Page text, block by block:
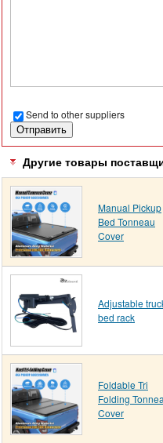
Send to other suppliers
Другие товары
Manual Pickup
Bed Tonneau
Cover
Adjustable
bed rack
Foldable Tri
Folding
Cover